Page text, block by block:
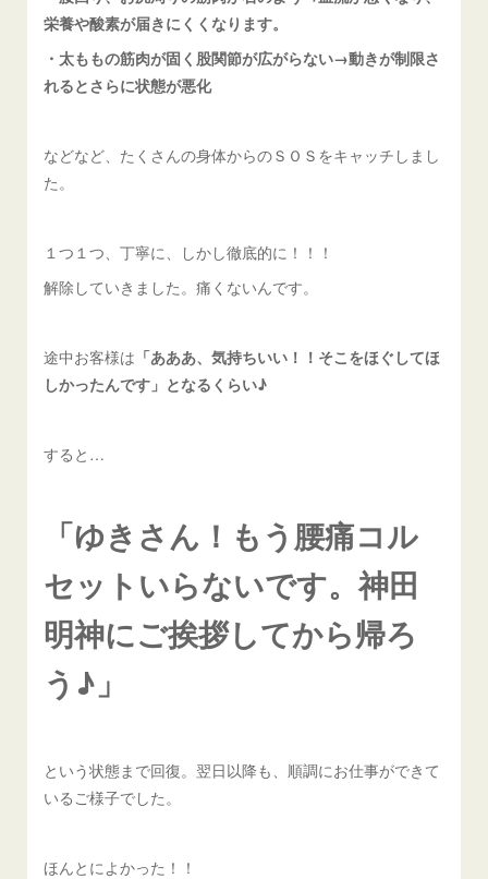
栄養や酸素が届きにくくなります。
・太ももの筋肉が固く股関節が広がらない→動きが制限さ
れるとさらに状態が悪化
などなど、たくさんの身体からのＳＯＳをキャッチしまし
た。
１つ１つ、丁寧に、しかし徹底的に！！！
解除していきました。痛くないんです。
途中お客様は 「あああ、気持ちいい！！そこをほぐしてほ
しかったんです」となるくらい♪
すると…
「ゆきさん！もう腰痛コル
セットいらないです。神田
明神にご挨拶してから帰ろ
う♪」
という状態まで回復。翌日以降も、順調にお仕事ができて
いるご様子でした。
ほんとによかった！！